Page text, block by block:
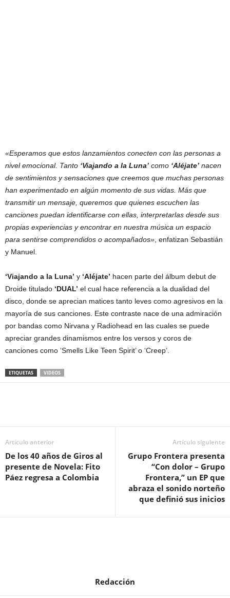
«Esperamos que estos lanzamientos conecten con las personas a
nivel emocional. Tanto ‘Viajando a la Luna’ como ‘Aléjate’ nacen
de sentimientos y sensaciones que creemos que muchas personas
han experimentado en algún momento de sus vidas. Más que
transmitir un mensaje, queremos que quienes escuchen las
canciones puedan identificarse con ellas, interpretarlas desde sus
propias experiencias y encontrar en nuestra música un espacio
para sentirse comprendidos o acompañados» , enfatizan Sebastián
y Manuel.
‘Viajando a la Luna’ y ‘Aléjate’ hacen parte del álbum debut de
Droide titulado ‘DUAL’ el cual hace referencia a la dualidad del
disco, donde se aprecian matices tanto leves como agresivos en la
mayoría de sus canciones. Este contraste nace de una admiración
por bandas como Nirvana y Radiohead en las cuales se puede
apreciar grandes dinamismos entre los versos y coros de
canciones como ‘Smells Like Teen Spirit’ o ‘Creep’.
ETIQUETAS VIDEOS
Artículo anterior
De los 40 años de Giros al
presente de Novela: Fito
Páez regresa a Colombia
Artículo siguiente
Grupo Frontera presenta
“Con dolor – Grupo
Frontera,” un EP que
abraza el sonido norteño
que definió sus inicios
Redacción